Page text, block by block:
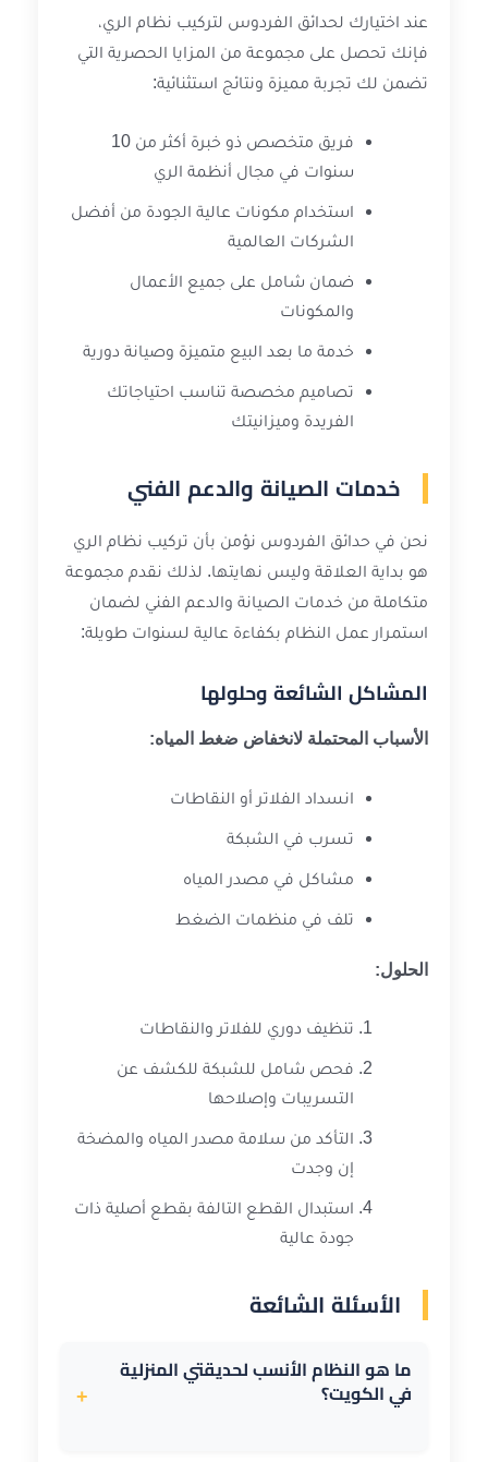
عند اختيارك لحدائق الفردوس لتركيب نظام الري،
فإنك تحصل على مجموعة من المزايا الحصرية التي
تضمن لك تجربة مميزة ونتائج استثنائية:
فريق متخصص ذو خبرة أكثر من 10
سنوات في مجال أنظمة الري
استخدام مكونات عالية الجودة من أفضل
الشركات العالمية
ضمان شامل على جميع الأعمال
والمكونات
خدمة ما بعد البيع متميزة وصيانة دورية
تصاميم مخصصة تناسب احتياجاتك
الفريدة وميزانيتك
خدمات الصيانة والدعم الفني
نحن في حدائق الفردوس نؤمن بأن تركيب نظام الري
هو بداية العلاقة وليس نهايتها. لذلك نقدم مجموعة
متكاملة من خدمات الصيانة والدعم الفني لضمان
استمرار عمل النظام بكفاءة عالية لسنوات طويلة:
المشاكل الشائعة وحلولها
الأسباب المحتملة لانخفاض ضغط المياه:
انسداد الفلاتر أو النقاطات
تسرب في الشبكة
مشاكل في مصدر المياه
تلف في منظمات الضغط
الحلول:
تنظيف دوري للفلاتر والنقاطات
فحص شامل للشبكة للكشف عن
التسريبات وإصلاحها
التأكد من سلامة مصدر المياه والمضخة
إن وجدت
استبدال القطع التالفة بقطع أصلية ذات
جودة عالية
الأسئلة الشائعة
ما هو النظام الأنسب لحديقتي المنزلية
في الكويت؟
+